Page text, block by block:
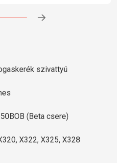
szivattyú
(Beta csere)
X322, X325, X328